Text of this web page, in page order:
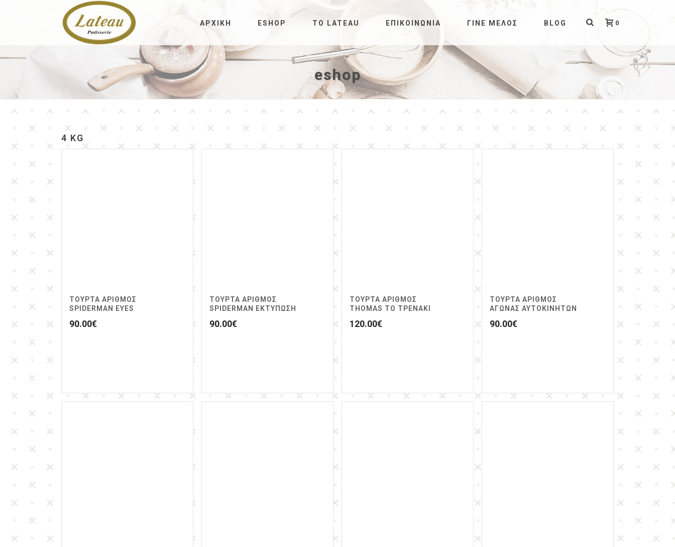
ΑΡΧΙΚΉ ESHOP ΤΟ LATEAU ΕΠΙΚΟΙΝΩΝΊΑ ΓΊΝΕ ΜΈΛΟΣ BLOG 0
eshop
4 KG
ΤΟΥΡΤΑ ΑΡΙΘΜΌΣ
SPIDERMAN EYES
90.00€
ΤΟΥΡΤΑ ΑΡΙΘΜΟΣ
SPIDERMAN ΕΚΤΥΠΩΣΗ
90.00€
ΤΟΥΡΤΑ ΑΡΙΘΜΟΣ
THOMAS ΤΟ ΤΡΕΝΑΚΙ
120.00€
ΤΟΥΡΤΑ ΑΡΙΘΜΟΣ
ΑΓΩΝΑΣ ΑΥΤΟΚΙΝΗΤΩΝ
90.00€